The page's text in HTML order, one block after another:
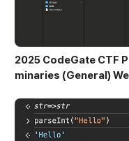
2025 CodeGate CTF
minaries (General)